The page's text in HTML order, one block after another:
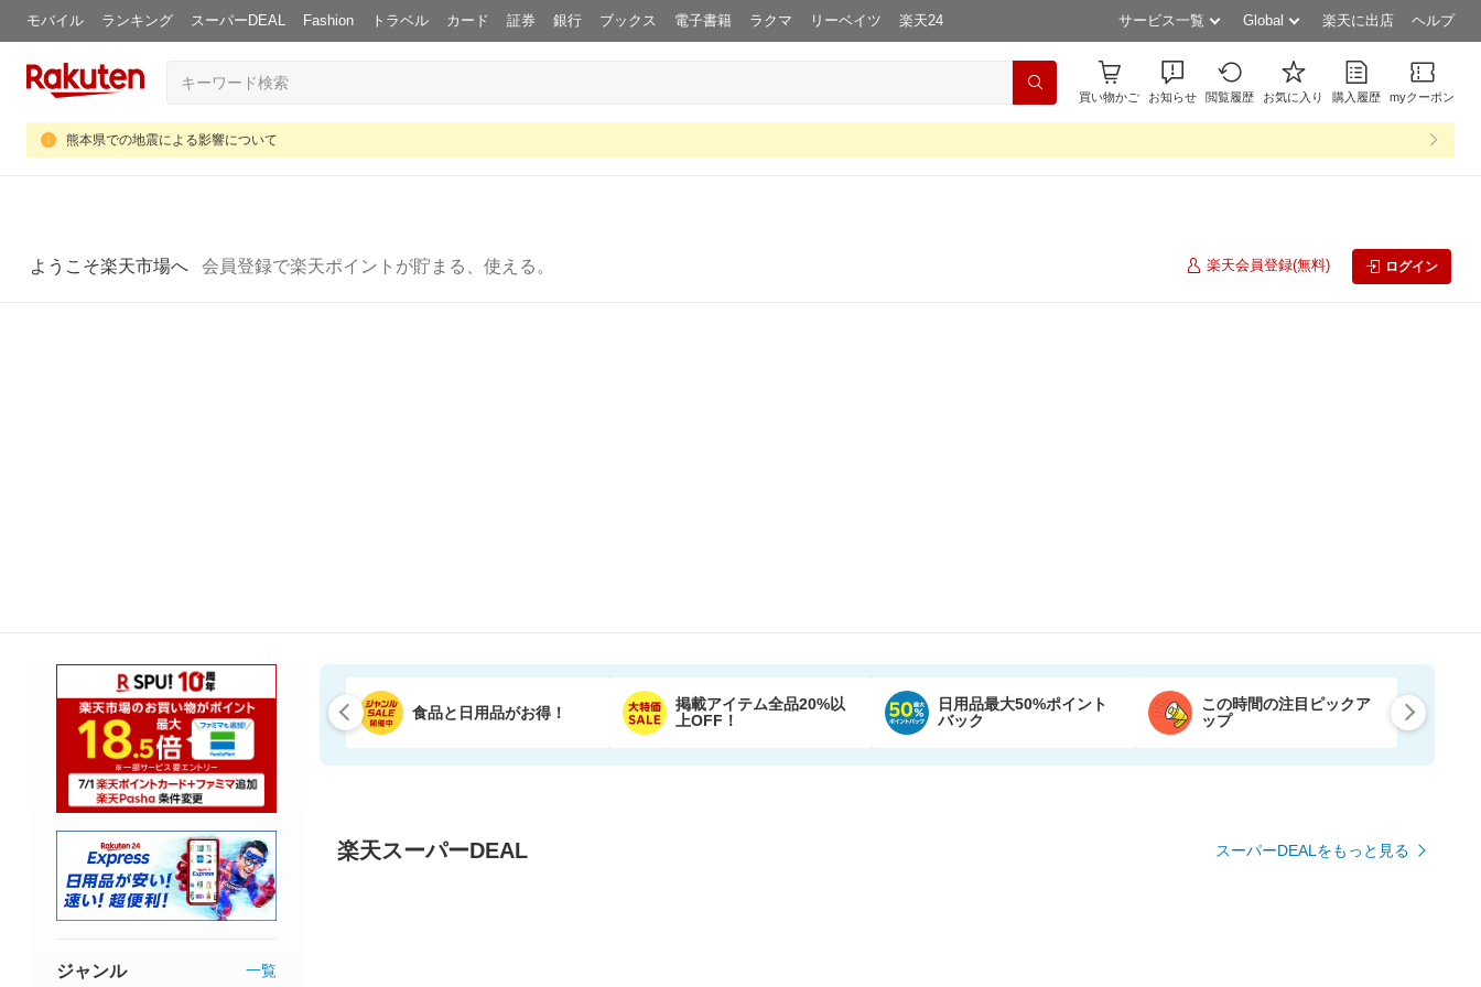
モバイル ランキング スーパーDEAL Fashion トラベル カード 証券 銀行 ブックス 電子書籍 ラクマ リーベイツ 楽天24 サービス一覧 Global 楽天に出店 ヘルプ
買い物かご お知らせ 閲覧履歴 お気に入り 購入履歴 myクーポン
熊本県での地震による影響について
ようこそ楽天市場へ 会員登録で楽天ポイントが貯まる、使える。 楽天会員登録(無料) ログイン
食品と日用品がお得！
掲載アイテム全品20%以
上OFF！
日用品最大50%ポイント
バック
この時間の注目ピックア
ップ
楽天スーパーDEAL スーパーDEALをもっと見る
ジャンル 一覧